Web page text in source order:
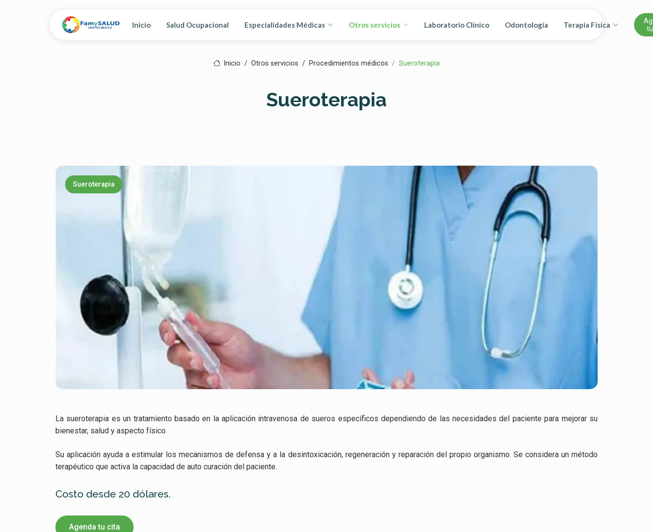
Inicio Salud Ocupacional Especialidades Médicas Otros servicios Laboratorio Clínico Odontología Terapia Física
Inicio Otros servicios Procedimientos médicos Sueroterapia
Sueroterapia
Sueroterapia
La sueroterapia es un tratamiento basado en la aplicación intravenosa de sueros específicos dependiendo de las necesidades del paciente para mejorar su
bienestar, salud y aspecto físico.
Su aplicación ayuda a estimular los mecanismos de defensa y a la desintoxicación, regeneración y reparación del propio organismo. Se considera un método
terapéutico que activa la capacidad de auto curación del paciente.
Costo desde 20 dólares.
Agenda tu cita